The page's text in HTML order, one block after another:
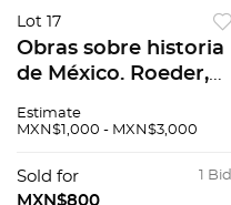
Lot 17
Obras sobre historia
de México. Roeder,
México. México, 1967.
NUEVO LEÓN. Pzs 5
Estimate
MXN$1,000 - MXN$3,000
1 Bid
Sold for
MXN$800